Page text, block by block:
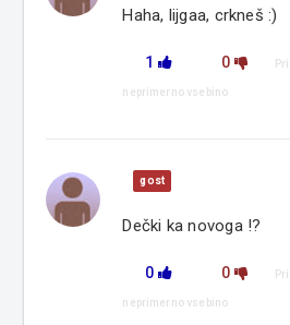
Haha, lijgaa, crkneš :)
1 0
neprimerno vsebino
gost
Dečki ka novoga !?
0 0
neprimerno vsebino